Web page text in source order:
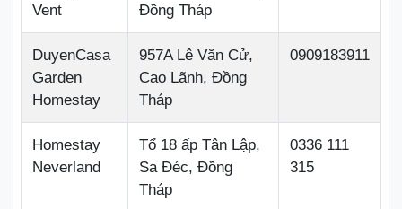
Vent
Đồng Tháp
DuyenCasa
Garden
Homestay
957A Lê Văn Cử,
Cao Lãnh, Đồng
Tháp
0909183911
Homestay
Neverland
Tổ 18 ấp Tân Lập,
Sa Đéc, Đồng
Tháp
0336 111
315